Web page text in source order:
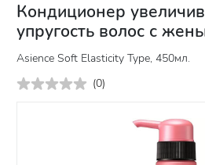
Кондиционер
упругость волос с
Asience Soft Elasticity Type, 450мл.
(0)